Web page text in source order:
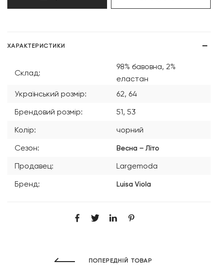
ХАРАКТЕРИСТИКИ
Склад:
98% бавовна, 2%
еластан
Український розмір:
62, 64
Брендовий розмір:
51, 53
Колір:
чорний
Сезон:
Весна – Літо
Продавец:
Largemoda
Бренд:
Luisa Viola
ПОПЕРЕДНІЙ ТОВАР